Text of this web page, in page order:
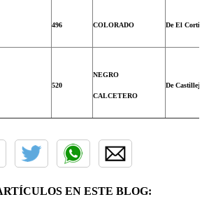
496 COLORADO De El
520
NEGRO
CALCETERO
De Castillejo
EN ESTE BLOG: